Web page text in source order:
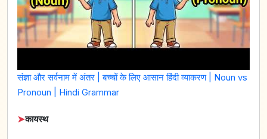
संज्ञा और सर्वनाम में अंतर | बच्चों के लिए आसान हिंदी व्याकरण | Noun vs
Pronoun | Hindi Grammar
➤कायस्थ